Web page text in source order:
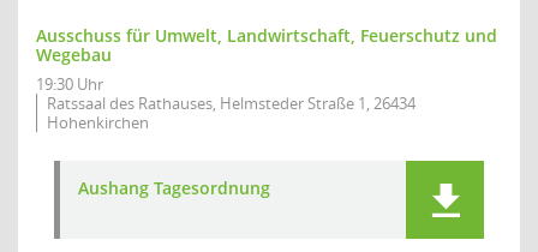
Ausschuss für Umwelt, Landwirtschaft, Feuerschutz und
Wegebau
19:30 Uhr
Ratssaal des Rathauses, Helmsteder Straße 1, 26434
Hohenkirchen
Aushang Tagesordnung